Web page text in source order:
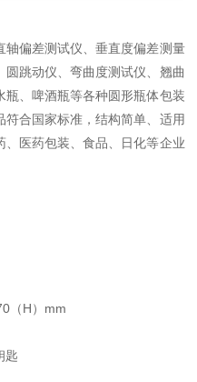
轴偏差测试仪、垂直度偏差测量
跳动仪、弯曲度测试仪、翘曲
瓶、啤酒瓶等各种圆形瓶体包装
合国家标准，结构简单、适用
医药包装、食品、日化等企业
（H）mm
匙